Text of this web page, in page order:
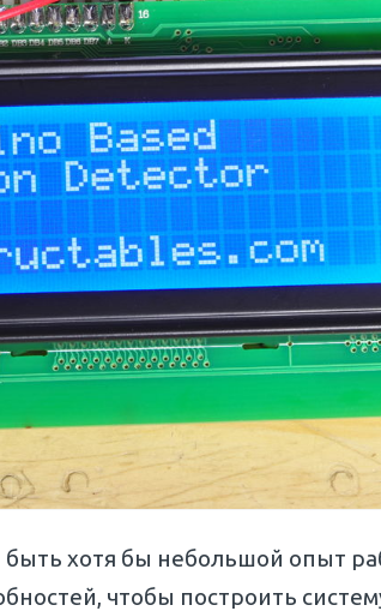
быть хотя бы небольшой опыт
чтобы построить